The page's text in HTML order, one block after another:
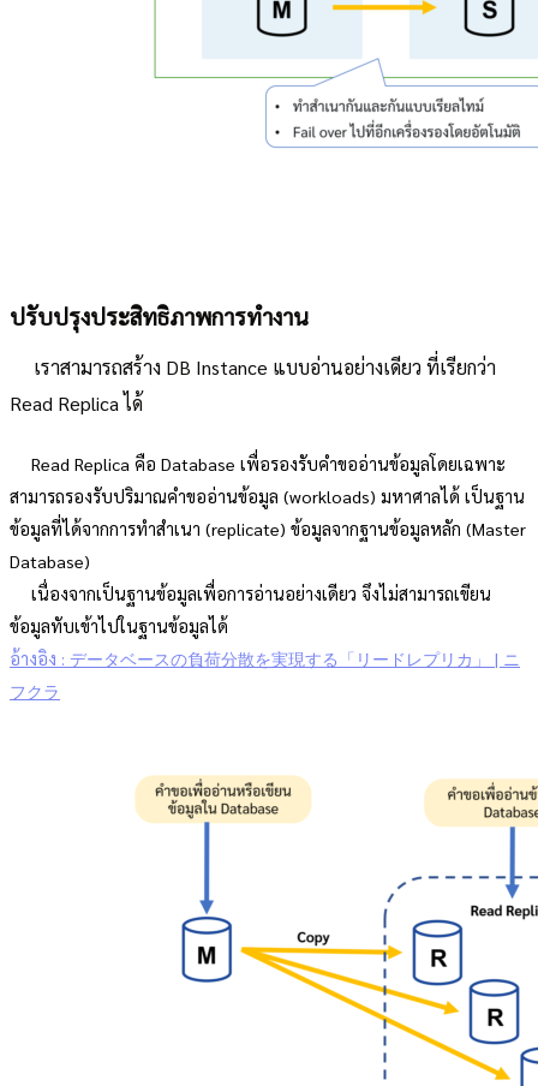
ปรับปรุงประสิทธิภาพการทำงาน
เราสามารถสร้าง DB Instance แบบอ่านอย่างเดียว ที่เรียกว่า
Read Replica ได้
Read Replica คือ Database เพื่อรองรับคำขออ่านข้อมูลโดยเฉพาะ
สามารถรองรับปริมาณคำขออ่านข้อมูล (workloads) มหาศาลได้ เป็นฐาน
ข้อมูลที่ได้จากการทำสำเนา (replicate) ข้อมูลจากฐานข้อมูลหลัก (Master
Database)
เนื่องจากเป็นฐานข้อมูลเพื่อการอ่านอย่างเดียว จึงไม่สามารถเขียน
ข้อมูลทับเข้าไปในฐานข้อมูลได้
อ้างอิง : データベースの負荷分散を実現する「リードレプリカ」 | ニ
フクラ